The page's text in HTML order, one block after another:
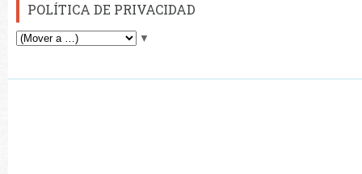
POLÍTICA DE PRIVACIDAD
▼